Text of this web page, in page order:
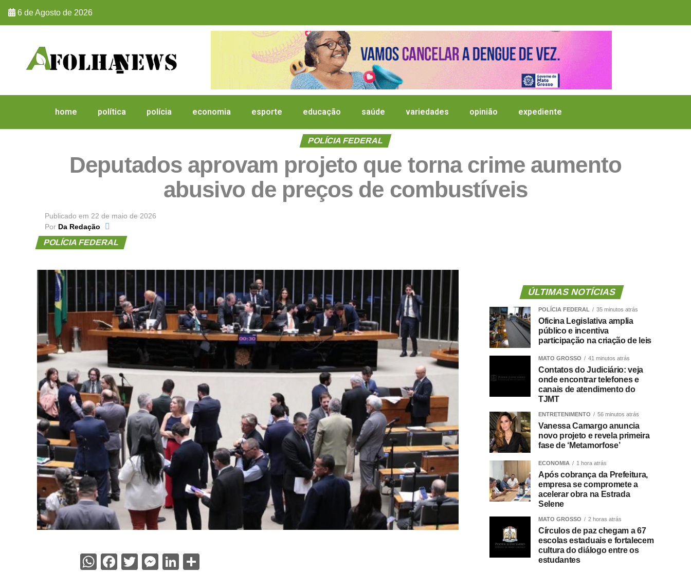
6 de Agosto de 2026
home política polícia economia esporte educação saúde variedades opinião expediente
POLÍCIA FEDERAL
Deputados aprovam projeto que torna crime aumento
abusivo de preços de combustíveis
Publicado em 22 de maio de 2026
Por Da Redação
POLÍCIA FEDERAL
WhatsApp
Facebook
Twitter
Messenger
LinkedIn
ÚLTIMAS NOTÍCIAS
POLÍCIA FEDERAL 35 minutos atrás
Oficina Legislativa amplia
público e incentiva
participação na criação de leis
MATO GROSSO 41 minutos atrás
Contatos do Judiciário: veja
onde encontrar telefones e
canais de atendimento do
TJMT
ENTRETENIMENTO 56 minutos atrás
Vanessa Camargo anuncia
novo projeto e revela primeira
fase de ‘Metamorfose’
ECONOMIA 1 hora atrás
Após cobrança da Prefeitura,
empresa se compromete a
acelerar obra na Estrada
Selene
MATO GROSSO 2 horas atrás
Círculos de paz chegam a 67
escolas estaduais e fortalecem
cultura do diálogo entre os
estudantes